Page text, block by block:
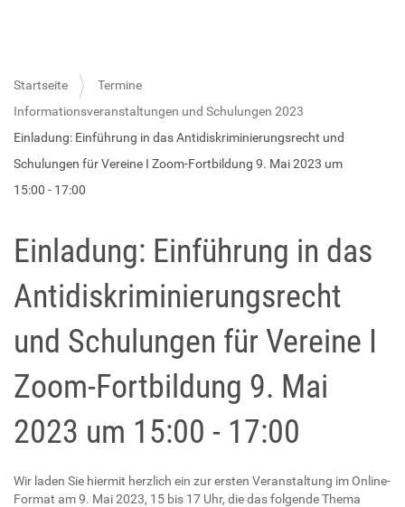
Startseite
Termine
Informationsveranstaltungen und Schulungen 2023
Einladung: Einführung in das Antidiskriminierungsrecht und
Schulungen für Vereine I Zoom-Fortbildung 9. Mai 2023 um
15:00 - 17:00
Einladung: Einführung in das
Antidiskriminierungsrecht
und Schulungen für Vereine I
Zoom-Fortbildung 9. Mai
2023 um 15:00 - 17:00
Wir laden Sie hiermit herzlich ein zur ersten Veranstaltung im Online-
Format am 9. Mai 2023, 15 bis 17 Uhr, die das folgende Thema